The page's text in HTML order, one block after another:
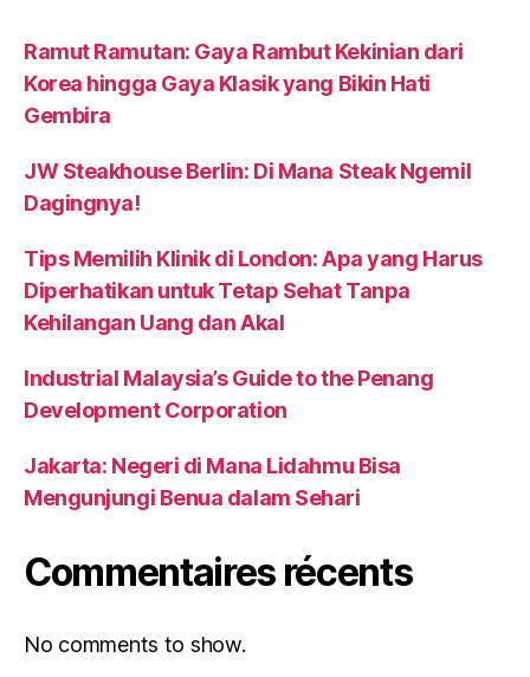
Ramut Ramutan: Gaya Rambut Kekinian dari
Korea hingga Gaya Klasik yang Bikin Hati
Gembira
JW Steakhouse Berlin: Di Mana Steak Ngemil
Dagingnya!
Tips Memilih Klinik di London: Apa yang Harus
Diperhatikan untuk Tetap Sehat Tanpa
Kehilangan Uang dan Akal
Industrial Malaysia’s Guide to the Penang
Development Corporation
Jakarta: Negeri di Mana Lidahmu Bisa
Mengunjungi Benua dalam Sehari
Commentaires récents
No comments to show.